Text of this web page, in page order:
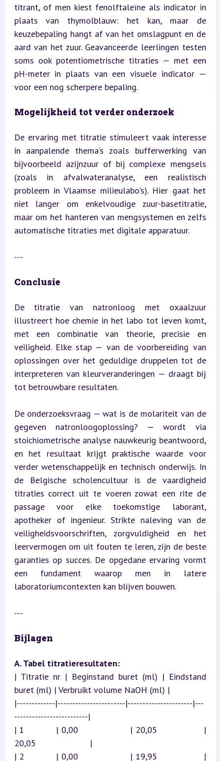
titrant, of men kiest fenolftaleïne als indicator in
plaats van thymolblauw: het kan, maar de
keuzebepaling hangt af van het omslagpunt en de
aard van het zuur. Geavanceerde leerlingen testen
soms ook potentiometrische titraties — met een
pH-meter in plaats van een visuele indicator —
voor een nog scherpere bepaling.
Mogelijkheid tot verder onderzoek
De ervaring met titratie stimuleert vaak interesse
in aanpalende thema’s zoals bufferwerking van
bijvoorbeeld azijnzuur of bij complexe mengsels
(zoals in afvalwateranalyse, een realistisch
probleem in Vlaamse milieulabo's). Hier gaat het
niet langer om enkelvoudige zuur-basetitratie,
maar om het hanteren van mengsystemen en zelfs
automatische titraties met digitale apparatuur.
---
Conclusie
De titratie van natronloog met oxaalzuur
illustreert hoe chemie in het labo tot leven komt,
met een combinatie van theorie, precisie en
veiligheid. Elke stap — van de voorbereiding van
oplossingen over het geduldige druppelen tot de
interpreteren van kleurveranderingen — draagt bij
tot betrouwbare resultaten.
De onderzoeksvraag — wat is de molariteit van de
gegeven natronloogoplossing? — wordt via
stoichiometrische analyse nauwkeurig beantwoord,
en het resultaat krijgt praktische waarde voor
verder wetenschappelijk en technisch onderwijs. In
de Belgische scholencultuur is de vaardigheid
titraties correct uit te voeren zowat een rite de
passage voor elke toekomstige laborant,
apotheker of ingenieur. Strikte naleving van de
veiligheidsvoorschriften, zorgvuldigheid en het
leervermogen om uit fouten te leren, zijn de beste
garanties op succes. De opgedane ervaring vormt
een fundament waarop men in latere
laboratoriumcontexten kan blijven bouwen.
---
Bijlagen
A. Tabel titratieresultaten:
| Titratie nr | Beginstand buret (ml) | Eindstand
buret (ml) | Verbruikt volume NaOH (ml) |
|-------------|-----------------------|----------------------|---
-------------------------|
| 1           | 0,00                  | 20,05                |
20,05                      |
| 2           | 0,00                  | 19,95                |